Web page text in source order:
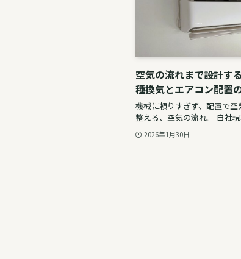
空気の流れまで設計す
種換気とエアコン配置
機械に頼りすぎず、配置で空
整える、空気の流れ。 自社
2026年1月30日